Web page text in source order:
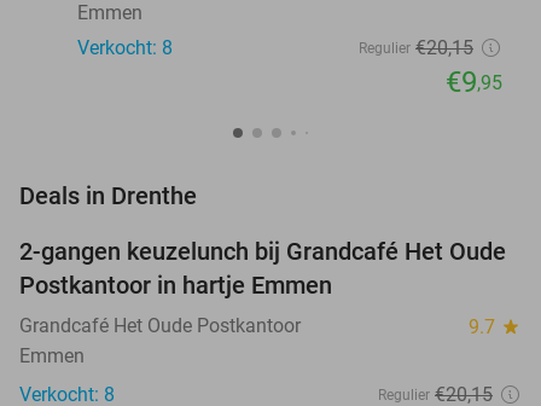
Emmen
Verkocht: 8
Regulier €20,15
€9,95
Deals in Drenthe
51%
NEW
TODAY
2-gangen keuzelunch bij Grandcafé Het Oude
Postkantoor in hartje Emmen
Grandcafé Het Oude Postkantoor 9.7 star
Emmen
Verkocht: 8
Regulier €20,15